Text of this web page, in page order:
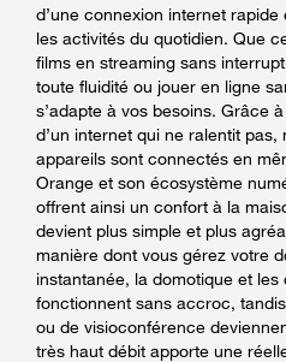
d’une connexion internet
les activités du quotidien. Que
films en streaming sans
toute fluidité ou jouer en ligne
s’adapte à vos besoins. Grâce
d’un internet qui ne ralentit
appareils sont connectés en
Orange et son écosystème
offrent ainsi un confort à la
devient plus simple et plus
manière dont vous gérez votre
instantanée, la domotique et
fonctionnent sans accroc,
ou de visioconférence
très haut débit apporte une